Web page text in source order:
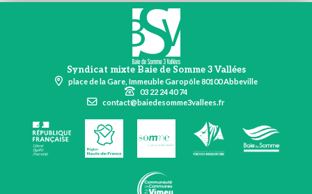
Syndicat mixte Baie de Somme 3 Vallées
place de la Gare, Immeuble Garopôle 80100 Abbeville
03 22 24 40 74
contact@baiedesomme3vallees.fr